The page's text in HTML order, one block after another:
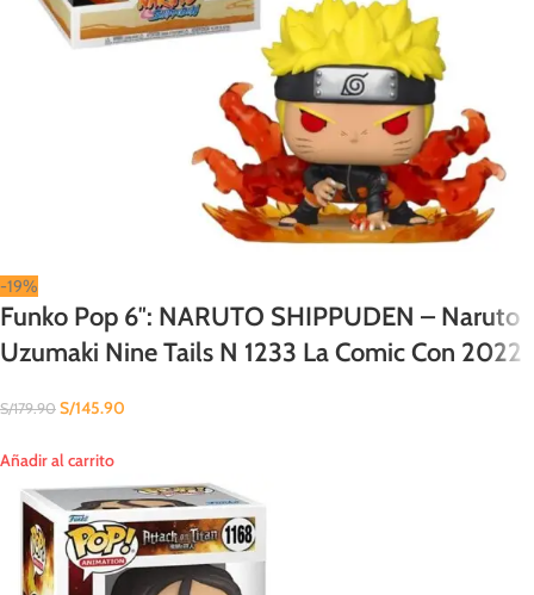
-19%
Funko Pop 6″: NARUTO SHIPPUDEN – Naruto
Uzumaki Nine Tails N 1233 La Comic Con 2022
S/179.90 S/145.90
Añadir al carrito